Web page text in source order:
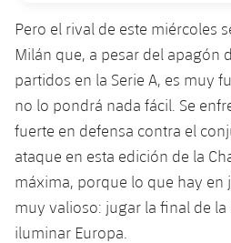
Palmarés
Clasificaciones
Fotos
Palmarés
Historia
Jugadores
Clasificaciones
Cadete
Infantil
Alevín
PLUSICON
MÁS
Primer equipo
plusicon
Actualidad
Calendario
Entradas
Barça Atlètic
plusicon
más
Actualidad
Calendario
Base
Actualidad
Campus Verano
Pero el rival de este miércoles
Milán que, a pesar del apagón
partidos en la Serie A, es muy
no lo pondrá nada fácil. Se
fuerte en defensa contra el
ataque en esta edición de la
máxima, porque lo que hay en
muy valioso: jugar la final de
iluminar Europa.